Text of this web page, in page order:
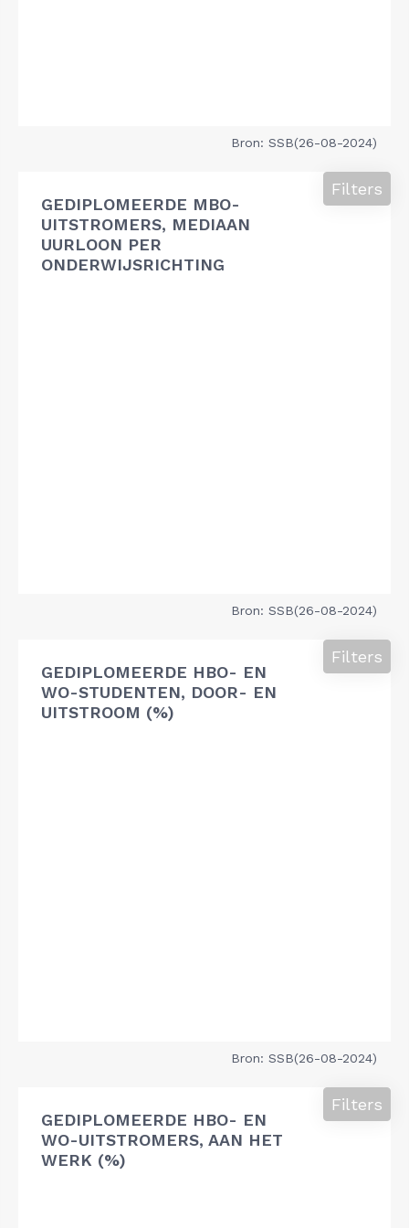
Bron: SSB(26-08-2024)
GEDIPLOMEERDE MBO-
UITSTROMERS, MEDIAAN
UURLOON PER
ONDERWIJSRICHTING
Filters
Bron: SSB(26-08-2024)
GEDIPLOMEERDE HBO- EN
WO-STUDENTEN, DOOR- EN
UITSTROOM (%)
Filters
Bron: SSB(26-08-2024)
GEDIPLOMEERDE HBO- EN
WO-UITSTROMERS, AAN HET
WERK (%)
Filters